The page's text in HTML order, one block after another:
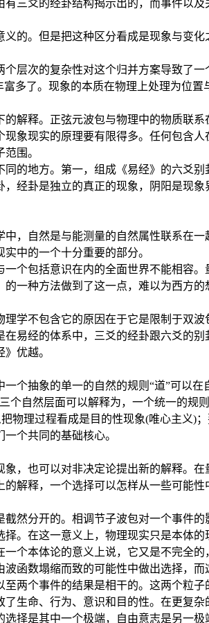
三爻的经卦结构揭示出的，而事件以
的。但是把这种区分看成是现象与变
层次的复杂性对这个归并方案导致了
多了。现象的本质在物理上处理为位
解释。正弦元波包与物理中的物质联
象现实的原理要有限得多。任何包含
围。
的地方。第一，组成《易经》的六爻
经卦是独立的真正的现象，阴阳是现
，自然是与能测量的自然属性联系在
中的一个十分重要的部分。
个包括意识在内的全面世界不能相容
一种方法做到了这一点，难以为西方
学不包含它的原因在于它是限制于双
易经的体系中，三爻的经卦跟六爻的
优越。
个抽象的单一的自然的规则“道”可以
个自然层面可以解释为，一个统一的
物理过程看成是目的性现象(唯心主义)
个共同的基础核心。
，也可以对非决定论提出新的解释。
解释，一个选择可以怎样从一些可能
然分开的。相调节子波包对一个事件
。在这一意义上，物理现实只是本体
个本体论的意义上说，它又是不完全
函数塌缩而致的可能性中做出选择，
两个事件的结果是相干的。这两个粒
生命、行为、意识和目的性。在更复
择是其中一个极端，自由意志是另一